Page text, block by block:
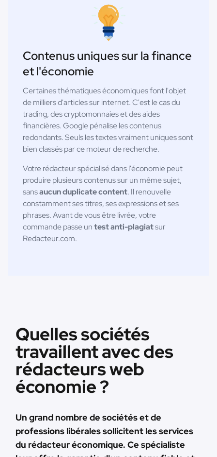
Contenus uniques sur la finance
et l'économie
Certaines thématiques économiques font l'objet
de milliers d'articles sur internet. C'est le cas du
trading, des cryptomonnaies et des aides
financières. Google pénalise les contenus
redondants. Seuls les textes vraiment uniques sont
bien classés par ce moteur de recherche.
Votre rédacteur spécialisé dans l'économie peut
produire plusieurs contenus sur un même sujet,
sansaucun duplicate content. Il renouvelle
constamment ses titres, ses expressions et ses
phrases. Avant de vous être livrée, votre
commande passe untest anti-plagiatsur
Redacteur.com.
Quelles sociétés
travaillent avec des
rédacteurs web
économie ?
Un grand nombre de sociétés et de
professions libérales sollicitent les services
du rédacteur économique. Ce spécialiste